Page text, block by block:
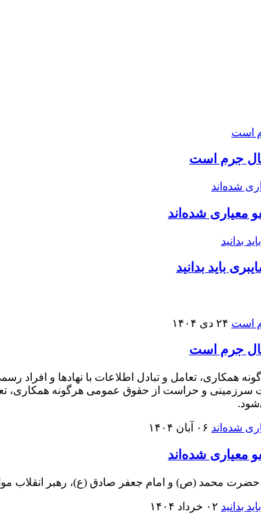
جرم است
باید بدانید
۲۴ دی ۱۴۰۴
جرم است
همکاری، تعامل و تبادل اطلاعات با نهاد‌ها و
و حراست از حقوق عمومی هرگونه همکاری،
۰۶ آبان ۱۴۰۴
حضرت محمد (ص) و امام جعفر صادق (ع)، رهبر انقلاب
۰۲ خرداد ۱۴۰۴